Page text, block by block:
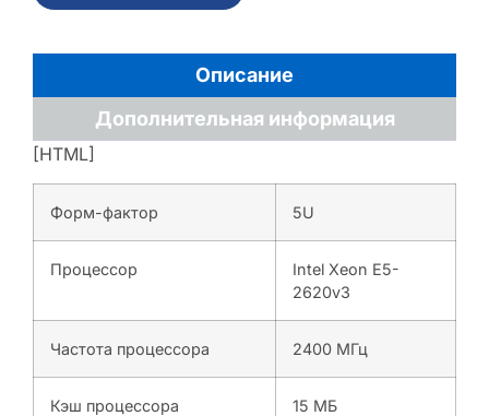
Описание
Дополнительная информация
[HTML]
Форм-фактор 5U
Процессор
Intel Xeon E5-
2620v3
Частота процессора 2400 МГц
Кэш процессора 15 МБ